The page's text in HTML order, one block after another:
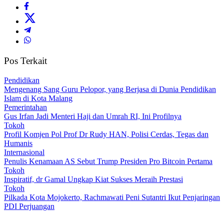
Pos Terkait
Pendidikan
Mengenang Sang Guru Pelopor, yang Berjasa di Dunia Pendidikan
Islam di Kota Malang
Pemerintahan
Gus Irfan Jadi Menteri Haji dan Umrah RI, Ini Profilnya
Tokoh
Profil Komjen Pol Prof Dr Rudy HAN, Polisi Cerdas, Tegas dan
Humanis
Internasional
Penulis Kenamaan AS Sebut Trump Presiden Pro Bitcoin Pertama
Tokoh
Inspiratif, dr Gamal Ungkap Kiat Sukses Meraih Prestasi
Tokoh
Pilkada Kota Mojokerto, Rachmawati Peni Sutantri Ikut Penjaringan
PDI Perjuangan